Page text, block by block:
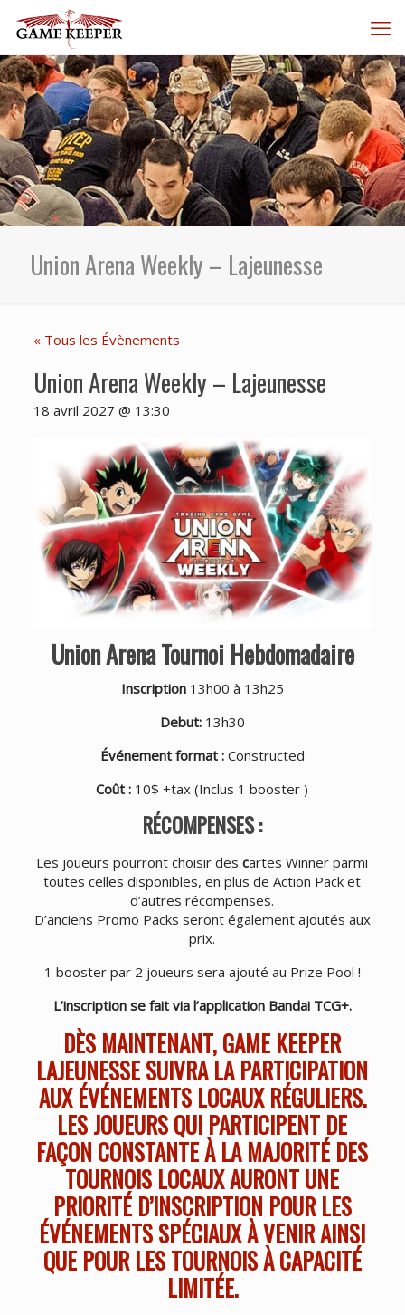
Union Arena Weekly – Lajeunesse
« Tous les Évènements
Union Arena Weekly – Lajeunesse
18 avril 2027 @ 13:30
Union Arena Tournoi Hebdomadaire
Inscription 13h00 à 13h25
Debut:13h30
Événement format : Constructed
Coût : 10$ +tax (Inclus 1 booster )
RÉCOMPENSES :
Les joueurs pourront choisir descartes Winner parmi
toutes celles disponibles, en plus de Action Pack et
d’autres récompenses.
D’anciens Promo Packs seront également ajoutés aux
prix.
1 booster par 2 joueurs sera ajouté au Prize Pool !
L’inscription se fait via l’application Bandai TCG+.
DÈS MAINTENANT, GAME KEEPER
LAJEUNESSE SUIVRA LA PARTICIPATION
AUX ÉVÉNEMENTS LOCAUX RÉGULIERS.
LES JOUEURS QUI PARTICIPENT DE
FAÇON CONSTANTE À LA MAJORITÉ DES
TOURNOIS LOCAUX AURONT UNE
PRIORITÉ D’INSCRIPTION POUR LES
ÉVÉNEMENTS SPÉCIAUX À VENIR AINSI
QUE POUR LES TOURNOIS À CAPACITÉ
LIMITÉE.